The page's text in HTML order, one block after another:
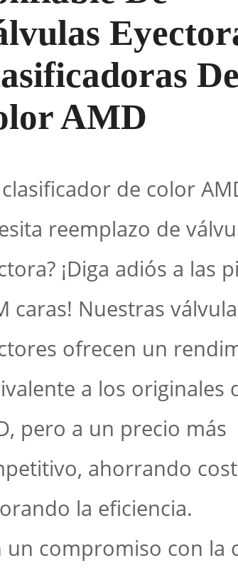
De
AMD
clasificador de color
reemplazo de
¡Diga adiós a las
caras! Nuestras
ofrecen un
a los originales
pero a un precio más
ahorrando
la eficiencia.
un compromiso con la